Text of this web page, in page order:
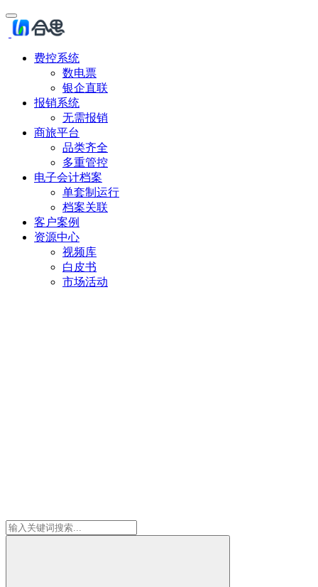
费控系统
数电票
银企直联
报销系统
无需报销
商旅平台
品类齐全
多重管控
电子会计档案
单套制运行
档案关联
客户案例
资源中心
视频库
白皮书
市场活动